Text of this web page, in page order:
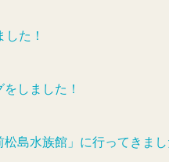
た！
しました！
島水族館」に行ってきま